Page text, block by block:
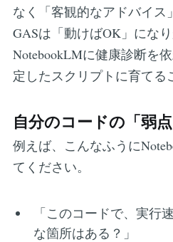
なく「客観的なアドバイス
GASは「動けばOK」になり
NotebookLMに健康診断を
定したスクリプトに育てる
自分のコードの「弱
例えば、こんなふうに
てください。
「このコードで、実行
な箇所はある？」